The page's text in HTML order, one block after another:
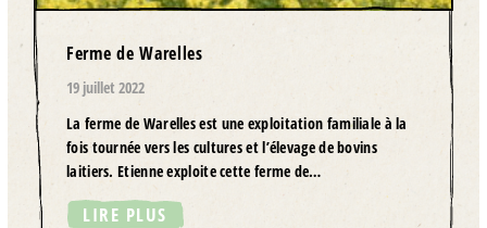
Ferme de Warelles
19 juillet 2022
La ferme de Warelles est une exploitation familiale à la
fois tournée vers les cultures et l’élevage de bovins
laitiers. Etienne exploite cette ferme de…
LIRE PLUS